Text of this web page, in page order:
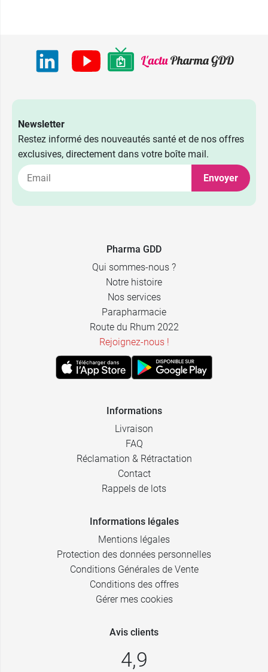
Newsletter
Restez informé des nouveautés santé et de nos offres
exclusives, directement dans votre boîte mail.
Envoyer
Pharma GDD
Qui sommes-nous ?
Notre histoire
Nos services
Parapharmacie
Route du Rhum 2022
Rejoignez-nous !
Informations
Livraison
FAQ
Réclamation & Rétractation
Contact
Rappels de lots
Informations légales
Mentions légales
Protection des données personnelles
Conditions Générales de Vente
Conditions des offres
Gérer mes cookies
Avis clients
4,9